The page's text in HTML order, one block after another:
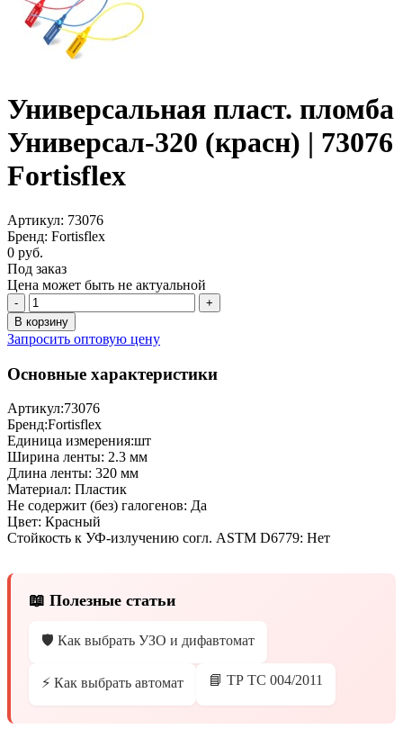
Универсальная пласт. пломба
Универсал-320 (красн) | 73076
Fortisflex
Артикул: 73076
Бренд: Fortisflex
0 руб.
Под заказ
Цена может быть не актуальной
-
+
В корзину
Запросить оптовую цену
Основные характеристики
Артикул:73076
Бренд:Fortisflex
Единица измерения:шт
Ширина ленты: 2.3 мм
Длина ленты: 320 мм
Материал: Пластик
Не содержит (без) галогенов: Да
Цвет: Красный
Стойкость к УФ-излучению согл. ASTM D6779: Нет
📖 Полезные статьи
🛡️ Как выбрать УЗО и дифавтомат
⚡ Как выбрать автомат 📘 ТР ТС 004/2011